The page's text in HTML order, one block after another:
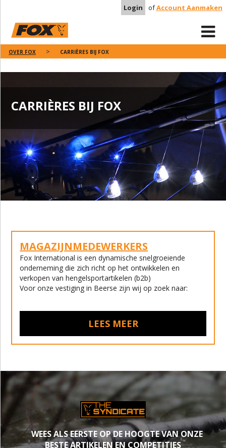
Login ofAccount Aanmaken
OVER FOX CARRIÈRES BIJ FOX
CARRIÈRES BIJ FOX
MAGAZIJNMEDEWERKERS
Fox International is een dynamische snelgroeiende
onderneming die zich richt op het ontwikkelen en
verkopen van hengelsportartikelen (b2b)
Voor onze vestiging in Beerse zijn wij op zoek naar:
LEES MEER
WEES ALS EERSTE OP DE HOOGTE VAN ONZE
BESTE ARTIKELEN EN COMPETITIES